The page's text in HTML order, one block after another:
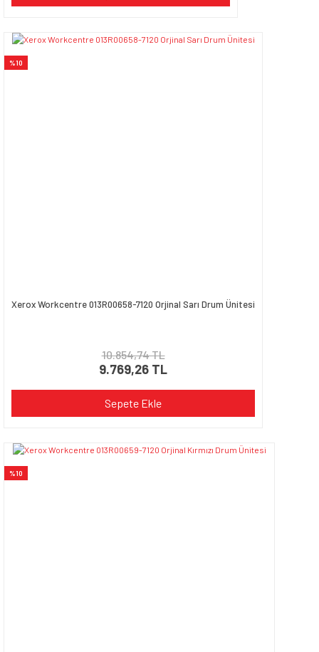
%10
Xerox Workcentre 013R00658-7120 Orjinal Sarı Drum Ünitesi
10.854,74 TL
9.769,26 TL
Sepete Ekle
%10